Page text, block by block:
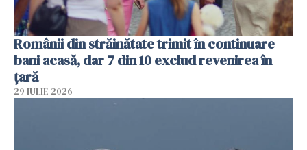
Românii din străinătate trimit în continuare
bani acasă, dar 7 din 10 exclud revenirea în
țară
29 IULIE 2026